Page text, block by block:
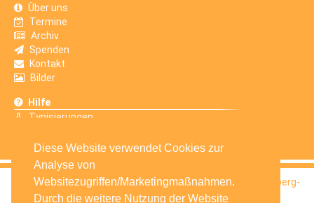
Diese Website verwendet Cookies zur
Analyse von
Websitezugriffen/Marketingmaßnahmen.
Durch die weitere Nutzung der Website
Über uns
Termine
Archiv
Spenden
Kontakt
Bilder
Hilfe
Typisierungen
© 2016Selbsthilfegruppe Krebskranker Kinder Amberg-
Sulzbach e.V.